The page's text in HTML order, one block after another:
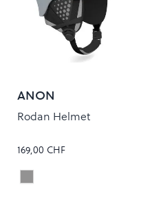
ANON
Rodan Helmet
169,00 CHF
Colour
Slate